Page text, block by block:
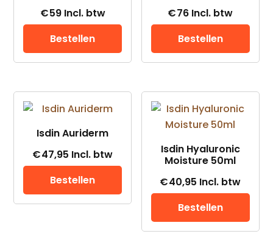
€59 Incl. btw
Bestellen
€76 Incl. btw
Bestellen
Isdin Auriderm
€47,95 Incl. btw
Bestellen
Isdin Hyaluronic
Moisture 50ml
€40,95 Incl. btw
Bestellen